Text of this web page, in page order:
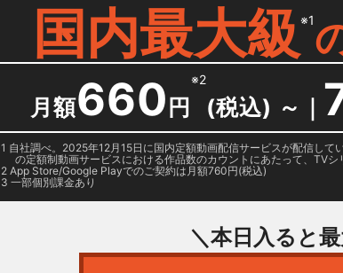
国内最大級 ※1
月額660 円
※2
(税込) ～ ｜
1 自社調べ。2025年12月15日に国内定額動画配信サービスが配信し
の定額制動画サービスにおける作品数のカウントにあたって、TVシ
2 App Store/Google Playでのご契約は月額760円(税込)
3 一部個別課金あり
＼本日入ると